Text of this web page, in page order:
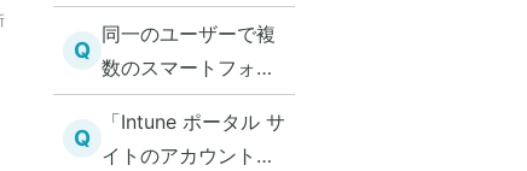
来ない
Q
同一のユーザーで複
数のスマートフォン
からログインするこ
とは可能か
Q
「Intune ポータル サ
イトのアカウントと